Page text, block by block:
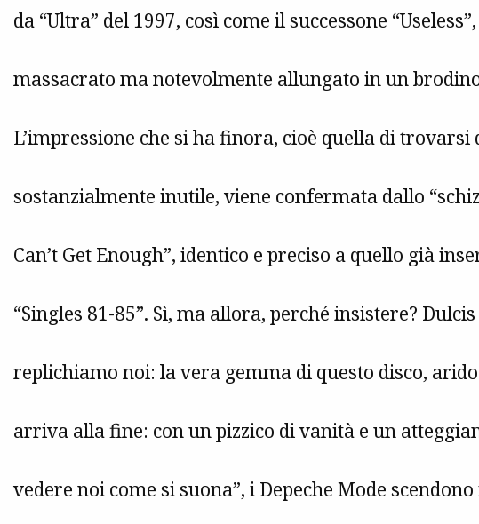
da “Ultra” del 1997, così come il successone
massacrato ma notevolmente allungato in un
L’impressione che si ha finora, cioè quella di trovarsi
sostanzialmente inutile, viene confermata dallo
Can’t Get Enough”, identico e preciso a quello già
“Singles 81-85”. Sì, ma allora, perché insistere?
replichiamo noi: la vera gemma di questo disco,
arriva alla fine: con un pizzico di vanità e un
vedere noi come si suona”, i Depeche Mode